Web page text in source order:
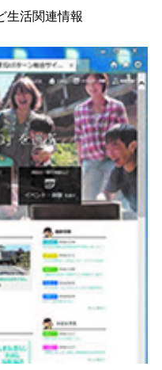
生活関連情報